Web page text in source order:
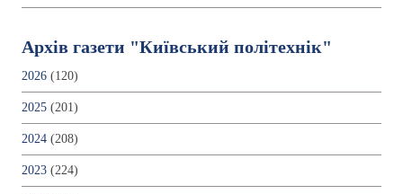
Архів газети "Київський політехнік"
2026 (120)
2025 (201)
2024 (208)
2023 (224)